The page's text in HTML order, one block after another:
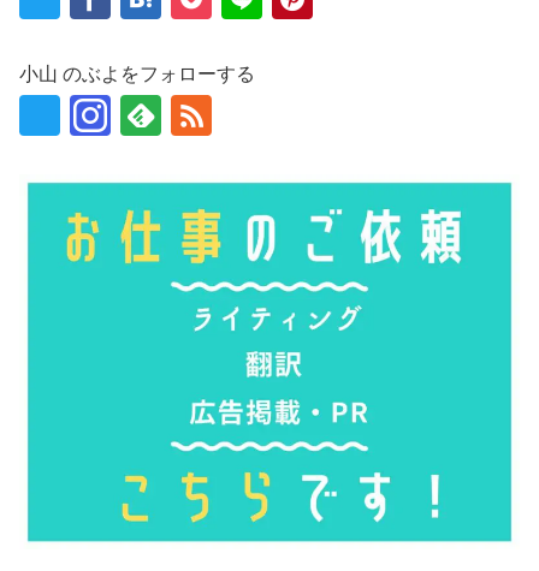
小山 のぶよをフォローする